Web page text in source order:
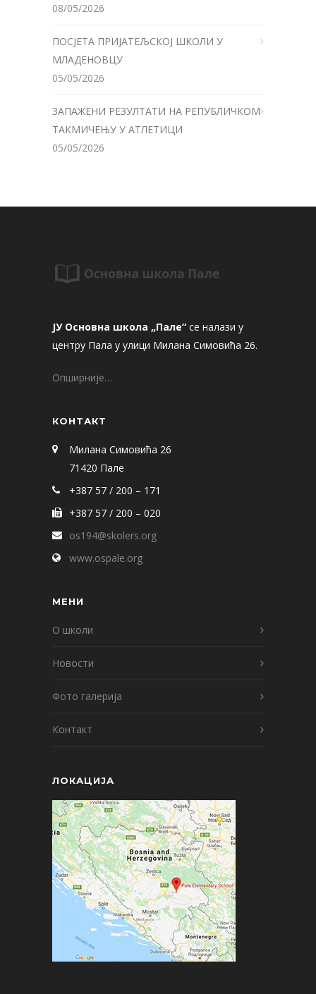
08/05/2026
ПОСЈЕТА ПРИЈАТЕЉСКОЈ ШКОЛИ У
МЛАДЕНОВЦУ
05/05/2026
ЗАПАЖЕНИ РЕЗУЛТАТИ НА РЕПУБЛИЧКОМ
ТАКМИЧЕЊУ У АТЛЕТИЦИ
05/05/2026
ЈУ Основна школа „Пале“ се налази у
центру Пала у улици Милана Симовића 26.
Опширније…
КОНТАКТ
Милана Симовића 26
71420 Пале
+387 57 / 200 – 171
+387 57 / 200 – 020
os194@skolers.org
www.ospale.org
МЕНИ
О школи
Новости
Фото галерија
Контакт
ЛОКАЦИЈА